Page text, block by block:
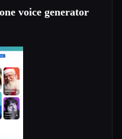
voice generator